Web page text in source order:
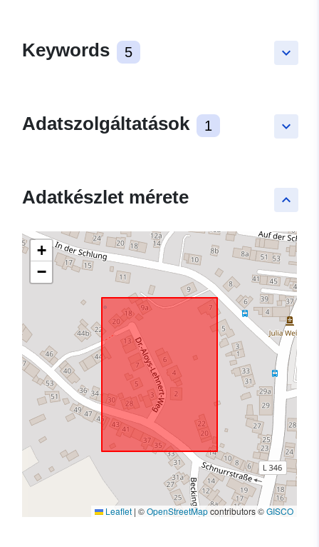
keyboard_arrow_down
Keywords 5
keyboard_arrow_down
Adatszolgáltatások 1
keyboard_arrow_up
Adatkészlet mérete
+
−
Leaflet | ©OpenStreetMapcontributors ©GISCO